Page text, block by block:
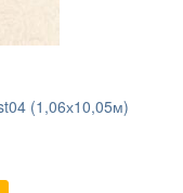
(1,06х10,05м)